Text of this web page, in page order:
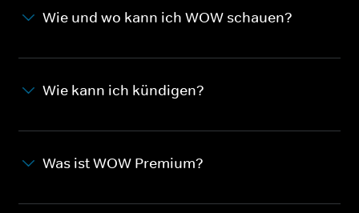
Wie und wo kann ich WOW schauen?
Wie kann ich kündigen?
Was ist WOW Premium?